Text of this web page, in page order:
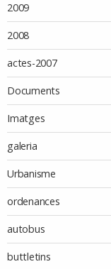
2009
2008
actes-2007
Documents
Imatges
galeria
Urbanisme
ordenances
autobus
buttletins